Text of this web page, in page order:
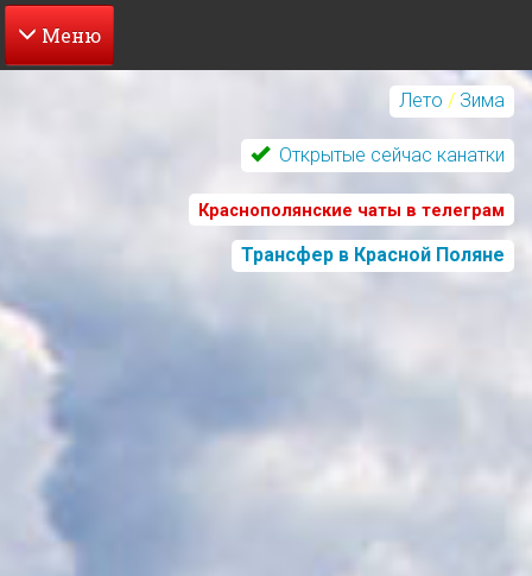
Перейти
Лето / Зима
Открытые сейчас канатки
Краснополянские чаты в телеграм
Трансфер в Красной Поляне